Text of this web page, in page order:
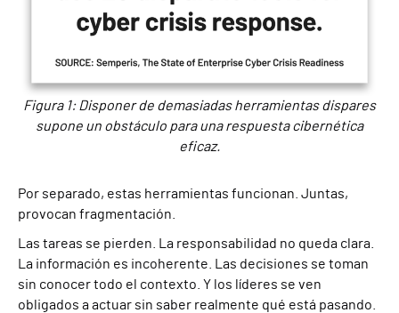
Figura 1: Disponer de demasiadas herramientas dispares
supone un obstáculo para una respuesta cibernética
eficaz.
Por separado, estas herramientas funcionan. Juntas,
provocan fragmentación.
Las tareas se pierden. La responsabilidad no queda clara.
La información es incoherente. Las decisiones se toman
sin conocer todo el contexto. Y los líderes se ven
obligados a actuar sin saber realmente qué está pasando.